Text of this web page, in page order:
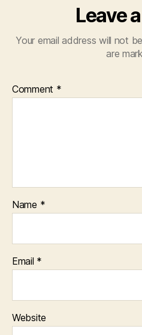
Leave
Your email address will not
are
Comment *
Name *
Email *
Website